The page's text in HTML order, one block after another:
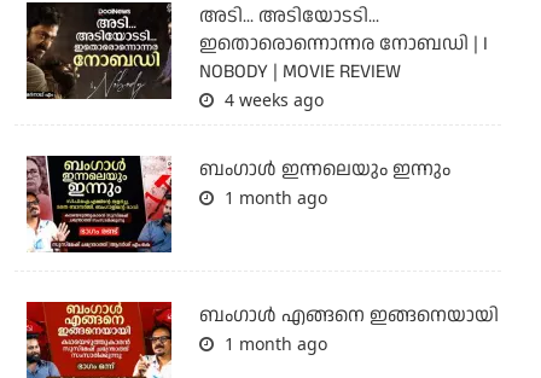
അടി... അടിയോടടി...
ഇതൊരൊന്നൊന്നര നോബഡി | I
NOBODY | MOVIE REVIEW
4 weeks ago
ബംഗാള്‍ ഇന്നലെയും ഇന്നും
1 month ago
ബം​ഗാൾ എങ്ങനെ ഇങ്ങനെയായി
1 month ago